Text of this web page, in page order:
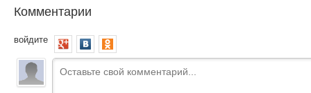
Комментарии
войдите